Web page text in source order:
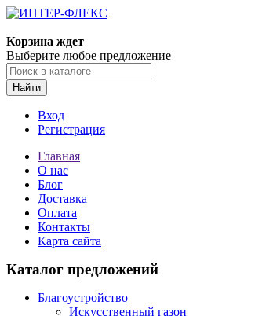
Корзина ждет
Выберите любое предложение
Найти
Вход
Регистрация
Главная
О нас
Блог
Доставка
Оплата
Контакты
Карта сайта
Каталог предложений
Благоустройство
Искусственный газон